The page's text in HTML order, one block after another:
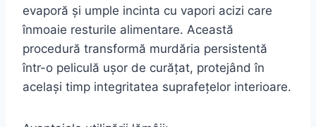
evaporă și umple incinta cu vapori acizi care
înmoaie resturile alimentare. Această
procedură transformă murdăria persistentă
într-o peliculă ușor de curățat, protejând în
același timp integritatea suprafețelor interioare.